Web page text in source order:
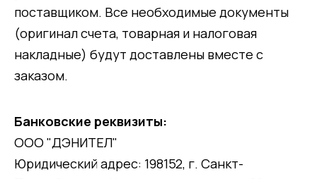
поставщиком. Все необходимые документы
(оригинал счета, товарная и налоговая
накладные) будут доставлены вместе с
заказом.
Банковские реквизиты:
ООО "ДЭНИТЕЛ"
Юридический адрес: 198152, г. Санкт-